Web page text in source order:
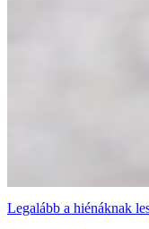
Legalább a hiénáknak